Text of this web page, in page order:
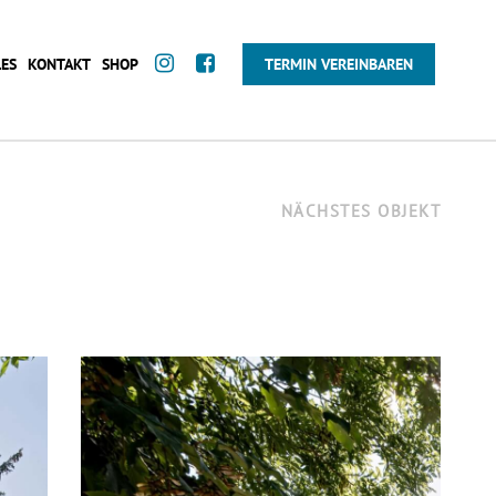
KONTAKT SHOP TERMIN VEREINBAREN
NÄCHSTES OBJEKT